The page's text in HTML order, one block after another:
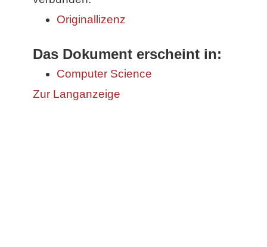
Originallizenz
Das Dokument erscheint in:
Computer Science
Zur Langanzeige